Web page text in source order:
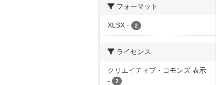
フォーマット
XLSX - 2
ライセンス
クリエイティブ・コモンズ 表示
-
2